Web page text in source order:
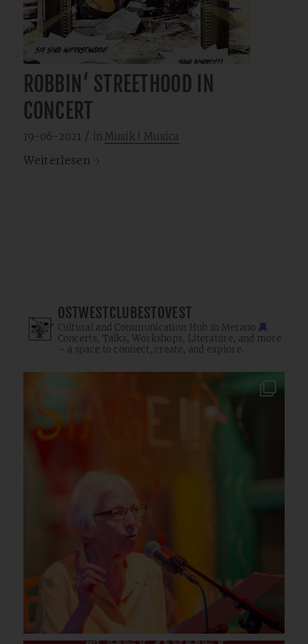
ROBBIN‘ STREETHOOD IN
CONCERT
19-06-2021 / in Musik | Musica
Weiterlesen
OSTWESTCLUBESTOVEST
Cultural and Communication Hub in Merano
Concerts, Talks, Workshops, Literature, and more
– a space to connect, create, and explore.